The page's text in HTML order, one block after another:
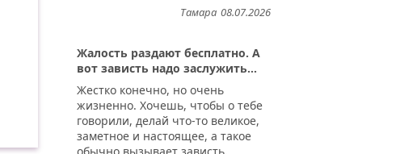
08.07.2026
Тамара
Жалость раздают бесплатно. А
вот зависть надо заслужить...
Жестко конечно, но очень
жизненно. Хочешь, чтобы о тебе
говорили, делай что-то великое,
заметное и настоящее, а такое